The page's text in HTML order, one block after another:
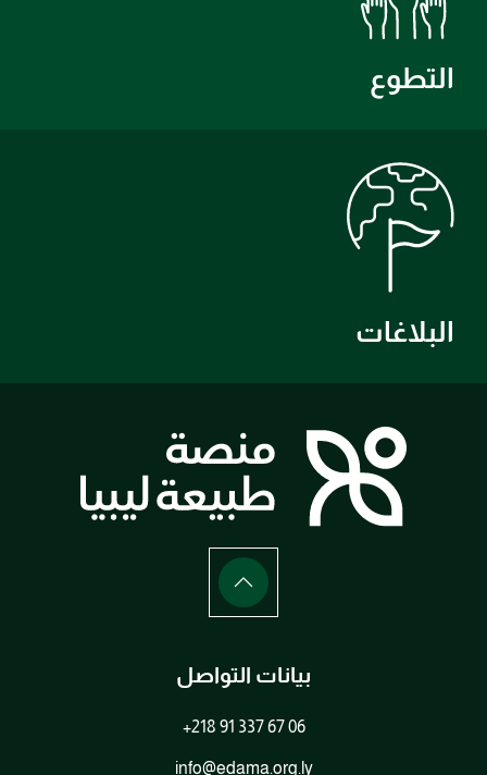
التطوع
البلاغات
بيانات التواصل
+218 91 337 67 06
info@edama.org.ly